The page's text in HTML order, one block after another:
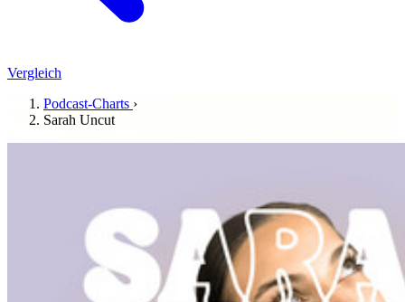
Vergleich
Podcast-Charts ›
Sarah Uncut